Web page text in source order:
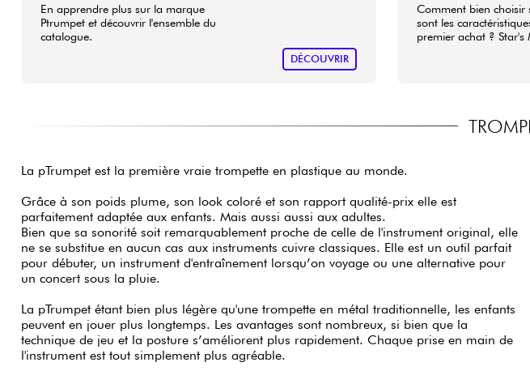
En apprendre plus sur la marque
Ptrumpet et découvrir l'ensemble du
catalogue.
DÉCOUVRIR
Comment bien choisir
sont les
premier achat ? Star's
La pTrumpet est la première vraie trompette en plastique au monde.
Grâce à son poids plume, son look coloré et son rapport qualité-prix elle est
parfaitement adaptée aux enfants. Mais aussi aussi aux adultes.
Bien que sa sonorité soit remarquablement proche de celle de l'instrument original, elle
ne se substitue en aucun cas aux instruments cuivre classiques. Elle est un outil parfait
pour débuter, un instrument d'entraînement lorsqu’on voyage ou une alternative pour
un concert sous la pluie.
La pTrumpet étant bien plus légère qu'une trompette en métal traditionnelle, les enfants
peuvent en jouer plus longtemps. Les avantages sont nombreux, si bien que la
technique de jeu et la posture s’améliorent plus rapidement. Chaque prise en main de
l'instrument est tout simplement plus agréable.